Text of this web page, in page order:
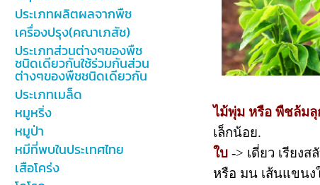
ประเภทผลิตผลจากพืช
เครื่องปรุง(คณาเภสัช)
ประเภทส่วนต่างๆของพืช
ชนิดเดียวกันใช้ร่วมกันส่วน
ต่างๆของพืชชนิดเดียวกัน
ประเภทเมล็ด
หมูหริ่ง
หมูป่า
หมีที่พบในประเทศไทย
เสือโคร่ง
ไม้พุ่ม หรือ พืชล้มลุ
เล็กน้อย.
ใบ -> เดี่ยว เรียง
หรือ มน เส้นแขนง